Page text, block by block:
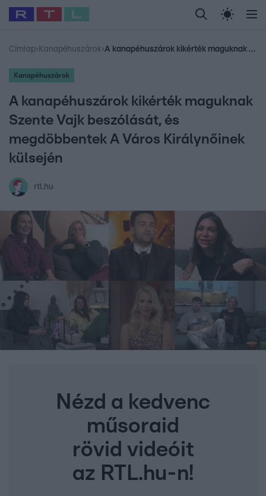
Legfrissebb RTL Híradó Randi Celeb vagyok,
Babits Marcella Most Wanted Gallusz
Címlap› Kanapéhuszárok› A kanapéhuszárok kikérték maguknak Szente Vajk beszólását, és megdöbbentek A Város Királynőinek külsején
Kanapéhuszárok
A kanapéhuszárok kikérték maguknak
Szente Vajk beszólását, és
megdöbbentek A Város Királynőinek
külsején
rtl.hu
Nézd a kedvenc
műsoraid
rövid videóit
az RTL.hu-n!